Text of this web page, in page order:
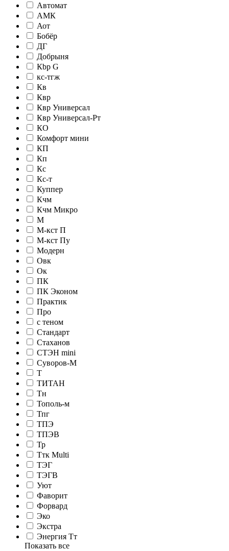
Автомат
АМК
Аот
Бобёр
ДГ
Добрыня
Кbр G
кc-тгж
Кв
Квр
Квр Универсал
Квр Универсал-Рт
КО
Комфорт мини
КП
Кп
Кс
Кс-т
Куппер
Кчм
Кчм Микро
М
М-кст П
М-кст Пу
Модерн
Овк
Ок
ПК
ПК Эконом
Практик
Про
с теном
Стандарт
Стаханов
СТЭН mini
Суворов-М
Т
ТИТАН
Тн
Тополь-м
Тпг
ТПЭ
ТПЭВ
Тр
Ттк Multi
ТЭГ
ТЭГВ
Уют
Фаворит
Форвард
Эко
Экстра
Энергия Тт
Показать все